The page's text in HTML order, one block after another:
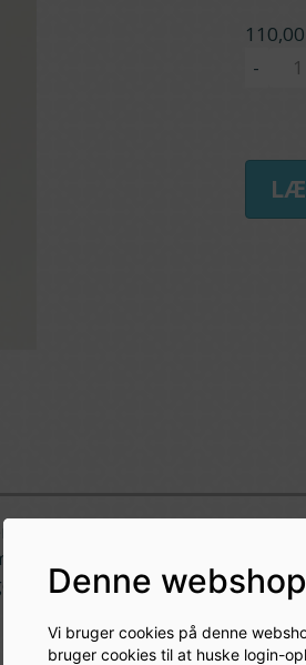
Denne
Vi bruger cookies på denne
bruger cookies til at huske login-
-
der kommer i kontakt
anstikkere, propper til festfade